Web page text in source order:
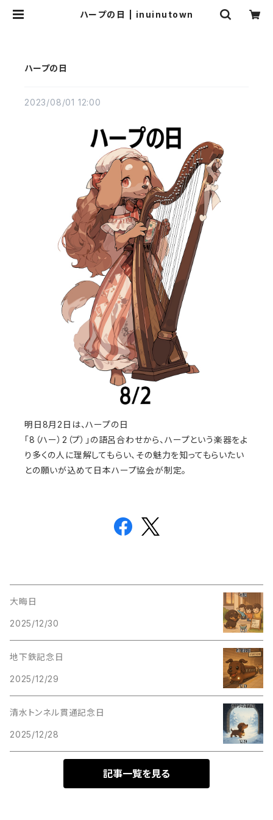
ハープの日 | inuinutown
ハープの日
2023/08/01 12:00
明日8月2日は、ハープの日
「8（ハー）2（プ）」の語呂合わせから、ハープという楽器をよ
り多くの人に理解してもらい、その魅力を知ってもらいたい
との願いが込めて日本ハープ協会が制定。
大晦日
2025/12/30
地下鉄記念日
2025/12/29
清水トンネル貫通記念日
2025/12/28
記事一覧を見る